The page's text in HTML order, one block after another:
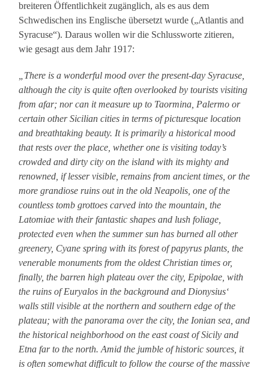
breiteren Öffentlichkeit zugänglich, als es aus dem
Schwedischen ins Englische übersetzt wurde („Atlantis and
Syracuse“). Daraus wollen wir die Schlussworte zitieren,
wie gesagt aus dem Jahr 1917:
„There is a wonderful mood over the present-day Syracuse,
although the city is quite often overlooked by tourists visiting
from afar; nor can it measure up to Taormina, Palermo or
certain other Sicilian cities in terms of picturesque location
and breathtaking beauty. It is primarily a historical mood
that rests over the place, whether one is visiting today’s
crowded and dirty city on the island with its mighty and
renowned, if lesser visible, remains from ancient times, or the
more grandiose ruins out in the old Neapolis, one of the
countless tomb grottoes carved into the mountain, the
Latomiae with their fantastic shapes and lush foliage,
protected even when the summer sun has burned all other
greenery, Cyane spring with its forest of papyrus plants, the
venerable monuments from the oldest Christian times or,
finally, the barren high plateau over the city, Epipolae, with
the ruins of Euryalos in the background and Dionysius‘
walls still visible at the northern and southern edge of the
plateau; with the panorama over the city, the Ionian sea, and
the historical neighborhood on the east coast of Sicily and
Etna far to the north. Amid the jumble of historic sources, it
is often somewhat difficult to follow the course of the massive